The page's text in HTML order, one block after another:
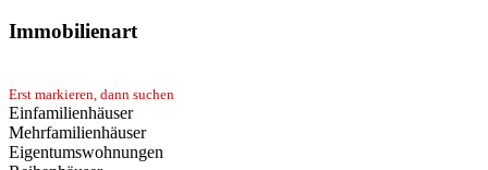
Immobilienart
Erst markieren, dann suchen
Einfamilienhäuser
Mehrfamilienhäuser
Eigentumswohnungen